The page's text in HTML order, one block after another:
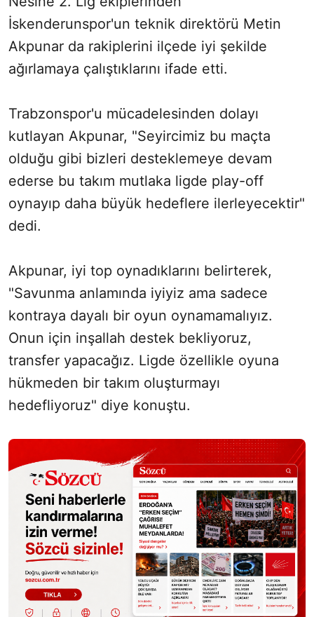
İskenderunspor'un teknik direktörü Metin
Akpunar da rakiplerini ilçede iyi şekilde
ağırlamaya çalıştıklarını ifade etti.
Trabzonspor'u mücadelesinden dolayı
kutlayan Akpunar, "Seyircimiz bu maçta
olduğu gibi bizleri desteklemeye devam
ederse bu takım mutlaka ligde play-off
oynayıp daha büyük hedeflere ilerleyecektir"
dedi.
Akpunar, iyi top oynadıklarını belirterek,
"Savunma anlamında iyiyiz ama sadece
kontraya dayalı bir oyun oynamamalıyız.
Onun için inşallah destek bekliyoruz,
transfer yapacağız. Ligde özellikle oyuna
hükmeden bir takım oluşturmayı
hedefliyoruz" diye konuştu.